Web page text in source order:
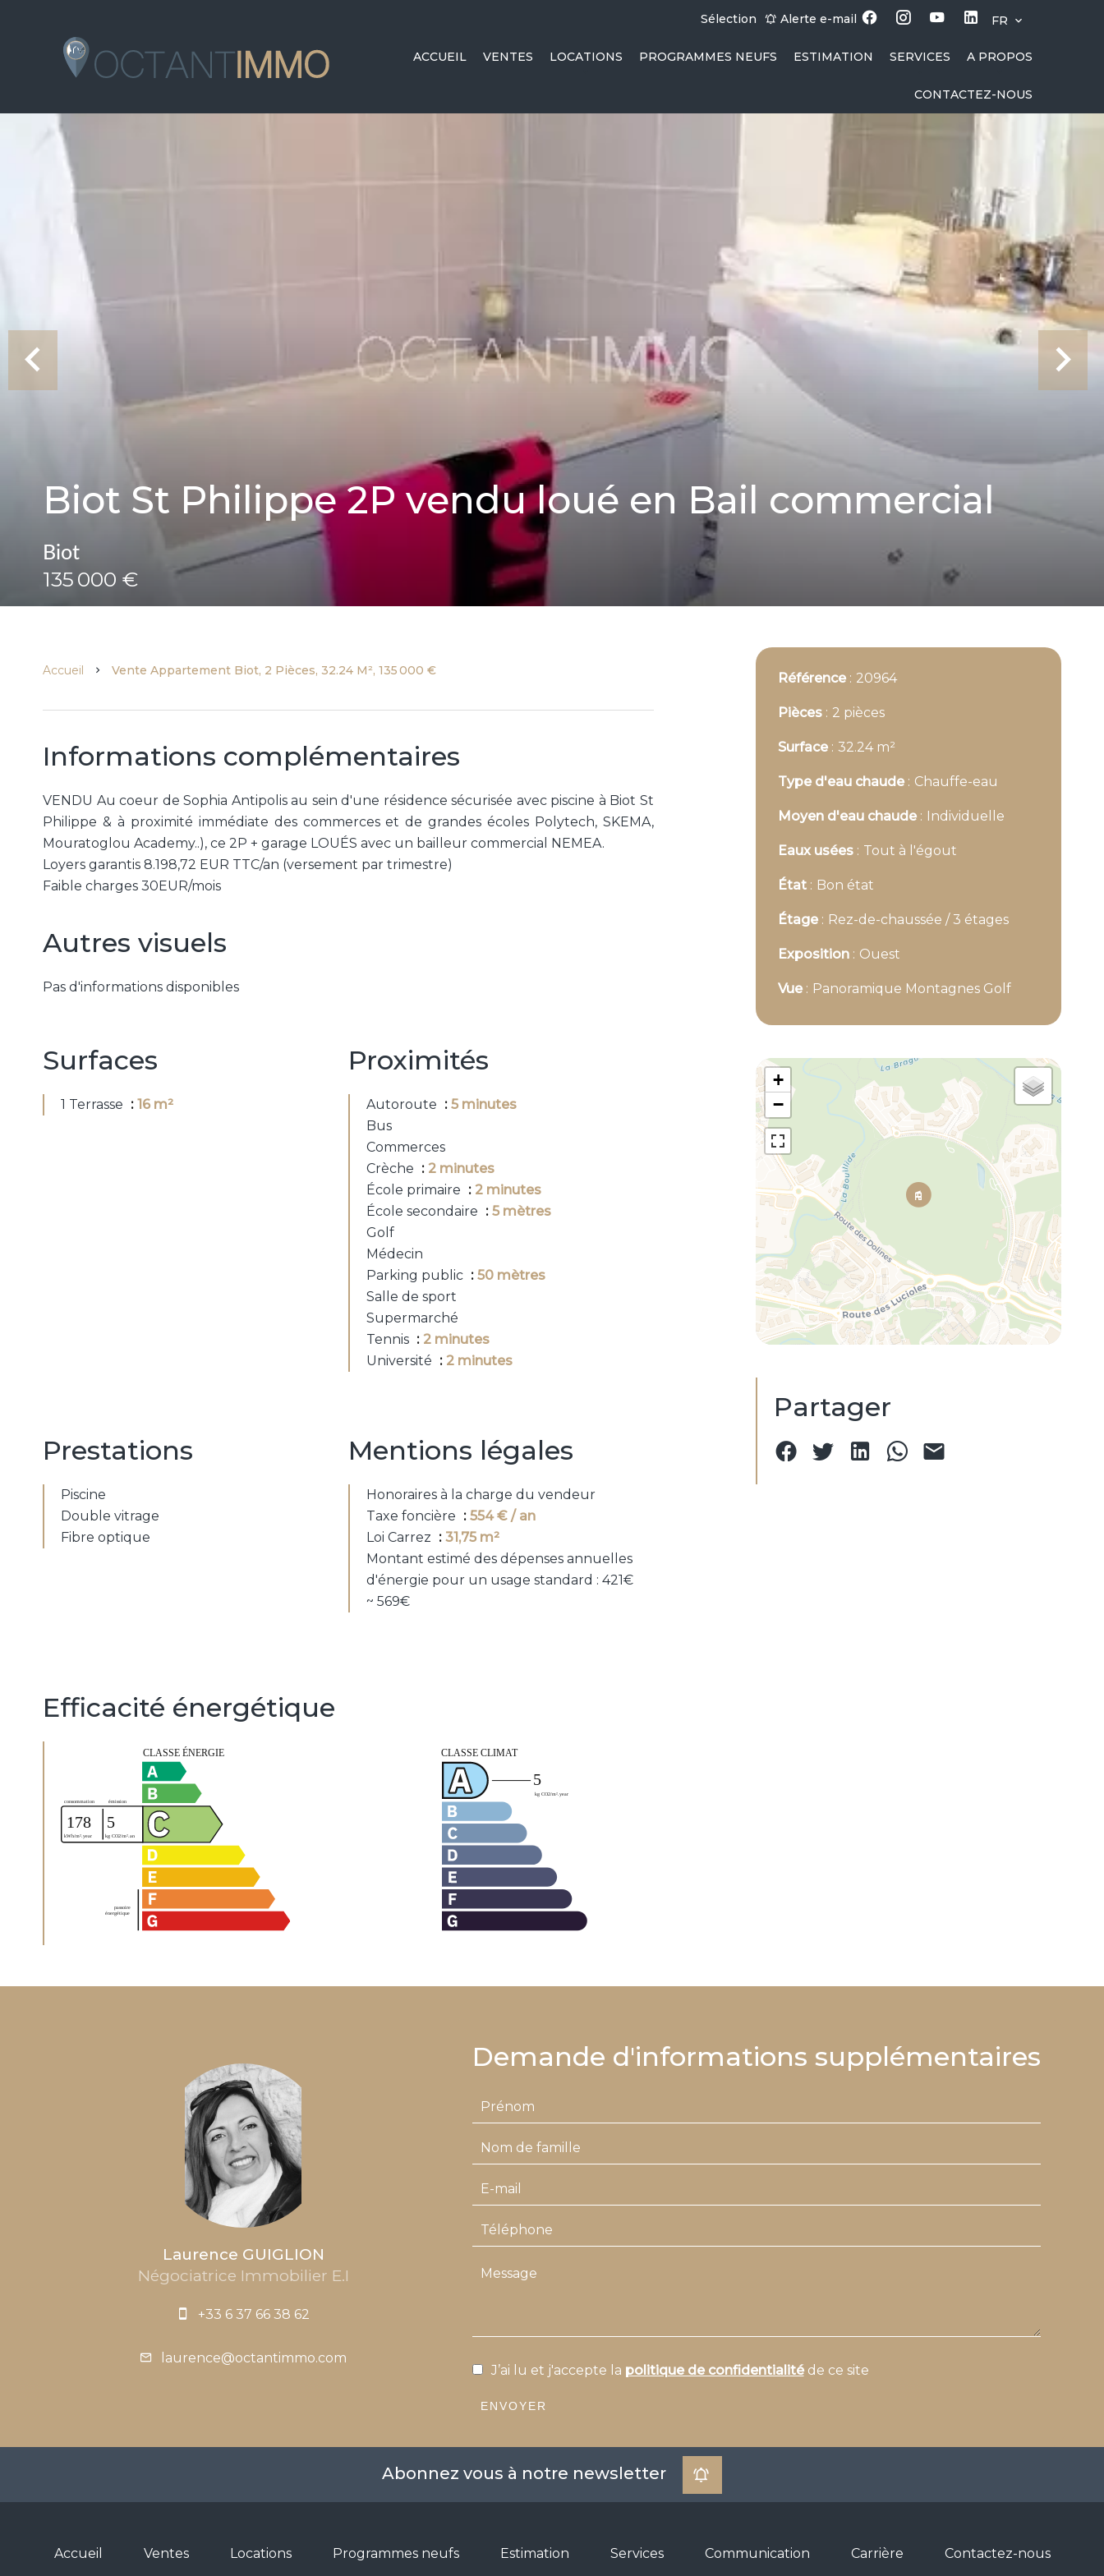
Sélection Alerte e-mail FR
ACCUEIL VENTES LOCATIONS PROGRAMMES NEUFS ESTIMATION SERVICES A PROPOS
CONTACTEZ-NOUS
Biot St Philippe 2P vendu loué en Bail commercial
Biot
135 000 €
Accueil Vente Appartement Biot, 2 Pièces, 32.24 M², 135 000 €
Informations complémentaires
VENDU Au coeur de Sophia Antipolis au sein d'une résidence sécurisée avec piscine à Biot St
Philippe & à proximité immédiate des commerces et de grandes écoles Polytech, SKEMA,
Mouratoglou Academy..), ce 2P + garage LOUÉS avec un bailleur commercial NEMEA.
Loyers garantis 8.198,72 EUR TTC/an (versement par trimestre)
Faible charges 30EUR/mois
Autres visuels
Pas d'informations disponibles
Surfaces
1 Terrasse 16 m²
Proximités
Autoroute
5 minutes
Bus
Commerces
Crèche
2 minutes
École primaire
2 minutes
École secondaire
5 mètres
Golf
Médecin
Parking public
50 mètres
Salle de sport
Supermarché
Tennis
2 minutes
Université
2 minutes
Prestations
Piscine
Double vitrage
Fibre optique
Mentions légales
Honoraires à la charge du vendeur
Taxe foncière
554 € / an
Loi Carrez
31,75 m²
Montant estimé des dépenses annuelles
d'énergie pour un usage standard : 421€
~ 569€
Efficacité énergétique
Référence 20964
Pièces 2 pièces
Surface 32.24 m²
Type d'eau chaude Chauffe-eau
Moyen d'eau chaude Individuelle
Eaux usées Tout à l'égout
État Bon état
Étage Rez-de-chaussée / 3 étages
Exposition Ouest
Vue Panoramique Montagnes Golf
+
−
Partager
Laurence GUIGLION
Négociatrice Immobilier E.I
+33 6 37 66 38 62
laurence@octantimmo.com
Demande d'informations supplémentaires
J’ai lu et j'accepte la politique de confidentialitéde ce site
ENVOYER
Abonnez vous à notre newsletter
Accueil Ventes Locations Programmes neufs Estimation Services Communication Carrière Contactez-nous